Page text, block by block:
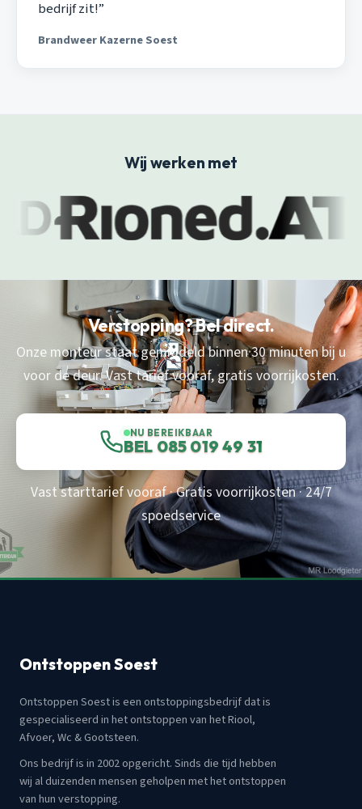
bedrijf zit!”
Brandweer Kazerne Soest
Wij werken met
Verstopping? Bel direct.
Onze monteur staat gemiddeld binnen 30 minuten bij u
voor de deur. Vast tarief vooraf, gratis voorrijkosten.
NU BEREIKBAAR
BEL 085 019 49 31
Vast starttarief vooraf · Gratis voorrijkosten · 24/7
spoedservice
Ontstoppen Soest
Ontstoppen Soest is een ontstoppingsbedrijf dat is
gespecialiseerd in het ontstoppen van het Riool,
Afvoer, Wc & Gootsteen.
Ons bedrijf is in 2002 opgericht. Sinds die tijd hebben
wij al duizenden mensen geholpen met het ontstoppen
van hun verstopping.